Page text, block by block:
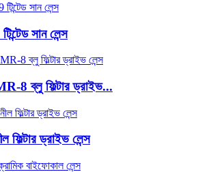
সান লেন্স
8 ব্লু ফিল্টার ড্রাইভ...
ফিল্টার ড্রাইভ লেন্স